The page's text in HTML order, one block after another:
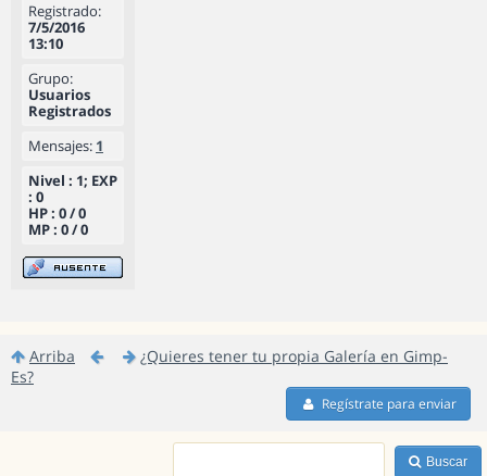
Registrado:
7/5/2016
13:10
Grupo:
Usuarios
Registrados
Mensajes: 1
Nivel : 1; EXP
: 0
HP : 0 / 0
MP : 0 / 0
Arriba
¿Quieres tener tu propia Galería en Gimp-
Es?
Regístrate para enviar
Buscar